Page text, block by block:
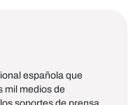
española que
mil medios de